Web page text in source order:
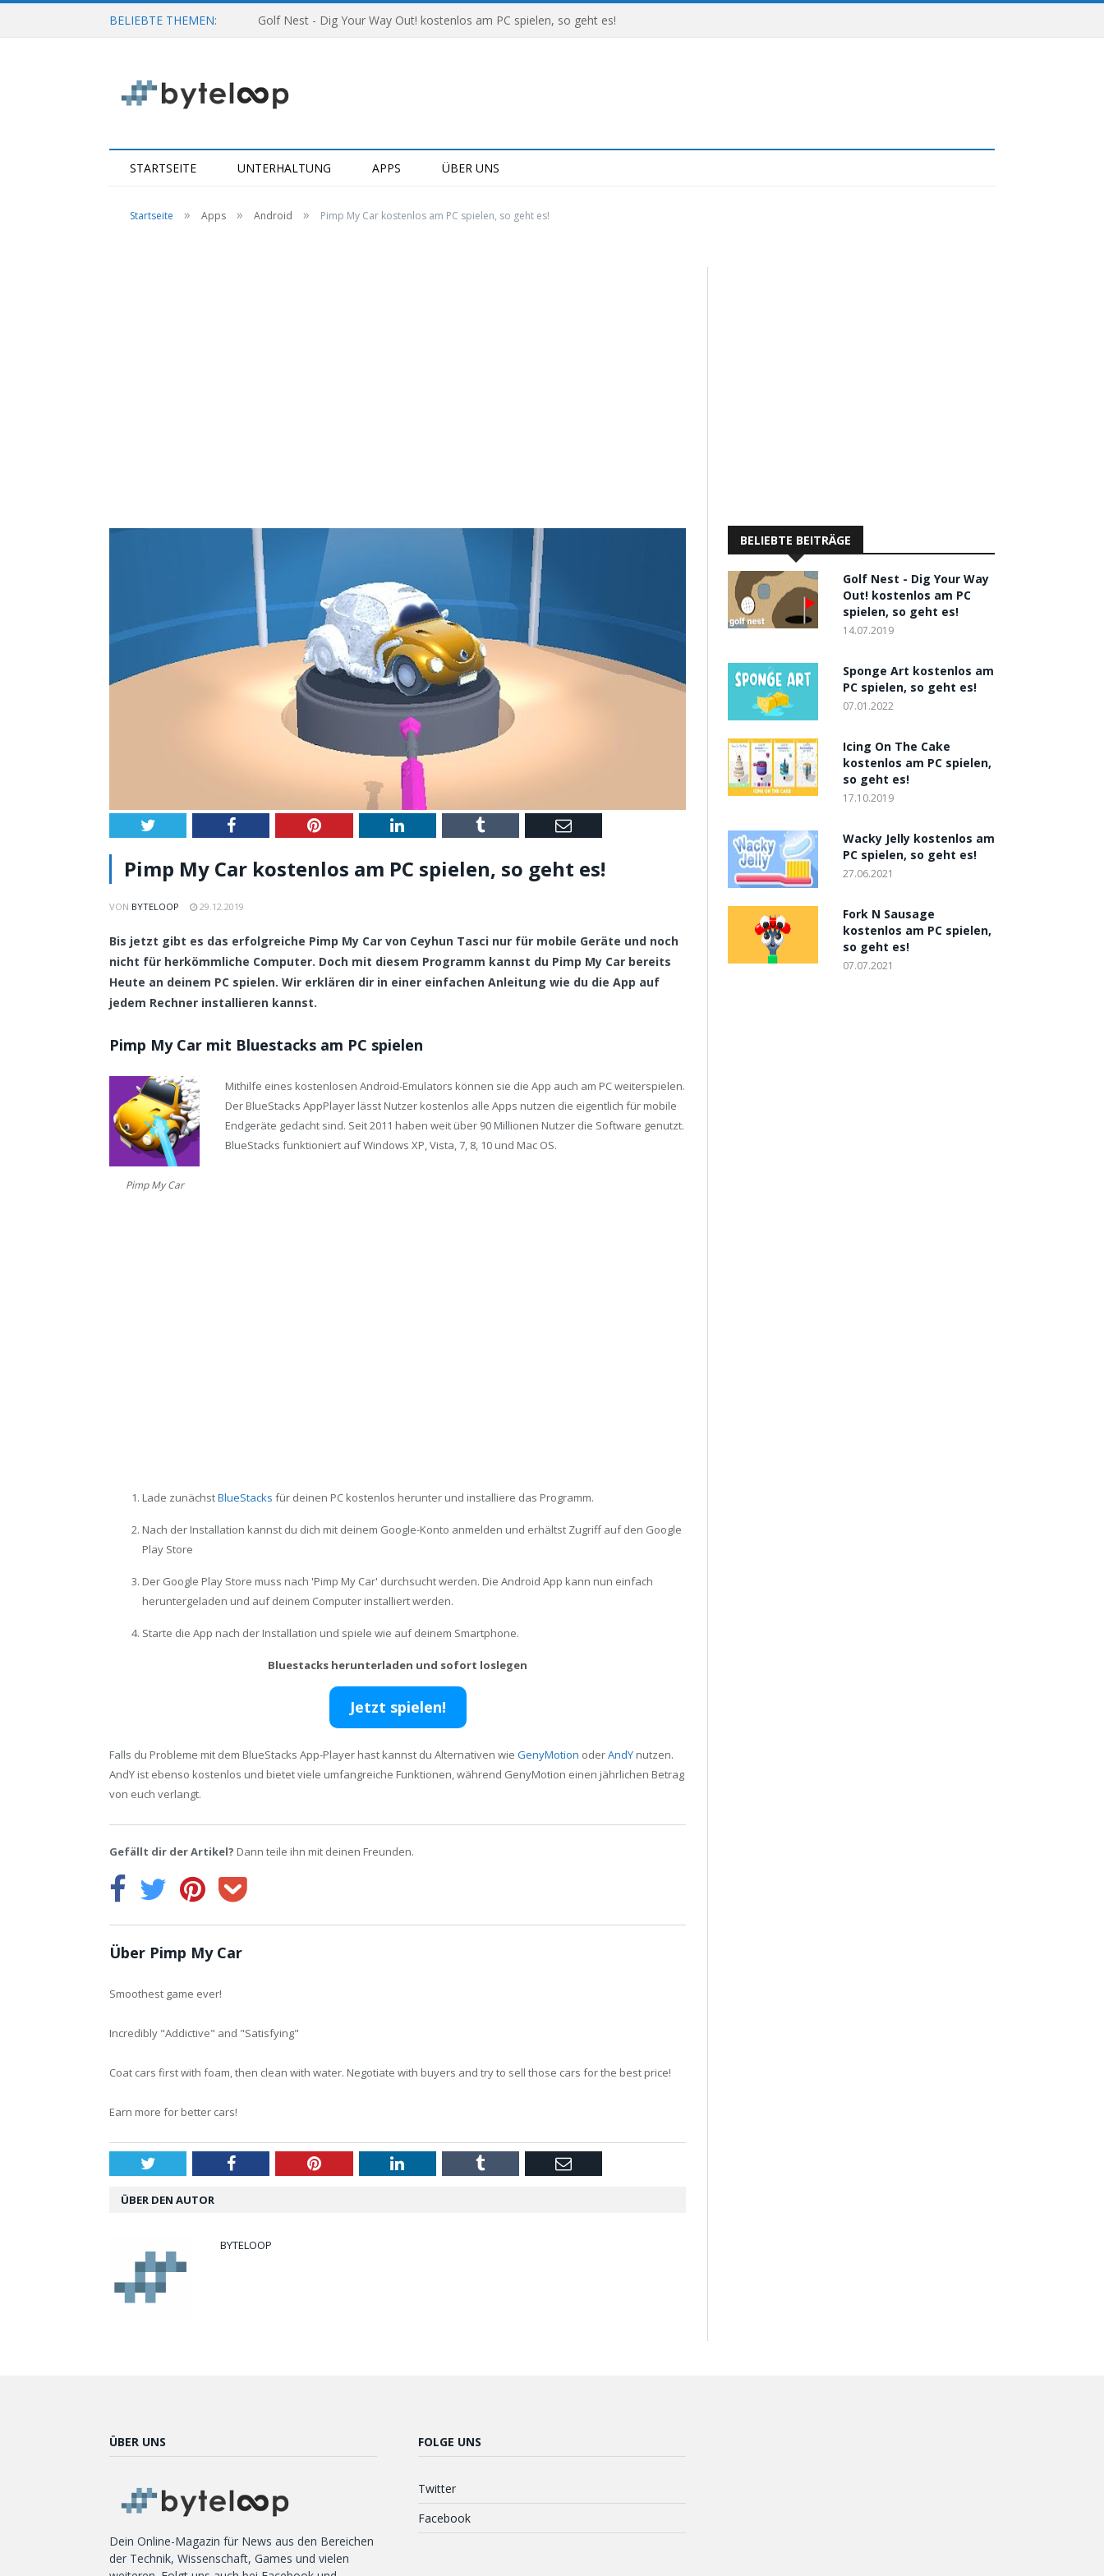
BELIEBTE THEMEN: Golf Nest - Dig Your Way Out! kostenlos am PC spielen, so geht es!
STARTSEITE UNTERHALTUNG APPS ÜBER UNS
Startseite » Apps » Android » Pimp My Car kostenlos am PC spielen, so geht es!
Twitter Facebook Pinterest LinkedIn Tumblr Email
Pimp My Car kostenlos am PC spielen, so geht es!
VON BYTELOOP 29.12.2019
Bis jetzt gibt es das erfolgreiche Pimp My Car von Ceyhun Tasci nur für mobile Geräte und noch
nicht für herkömmliche Computer. Doch mit diesem Programm kannst du Pimp My Car bereits
Heute an deinem PC spielen. Wir erklären dir in einer einfachen Anleitung wie du die App auf
jedem Rechner installieren kannst.
Pimp My Car mit Bluestacks am PC spielen
Pimp My Car
Mithilfe eines kostenlosen Android-Emulators können sie die App auch am PC weiterspielen.
Der BlueStacks AppPlayer lässt Nutzer kostenlos alle Apps nutzen die eigentlich für mobile
Endgeräte gedacht sind. Seit 2011 haben weit über 90 Millionen Nutzer die Software genutzt.
BlueStacks funktioniert auf Windows XP, Vista, 7, 8, 10 und Mac OS.
Lade zunächstBlueStacks für deinen PC kostenlos herunter und installiere das Programm.
Nach der Installation kannst du dich mit deinem Google-Konto anmelden und erhältst Zugriff auf den Google
Play Store
Der Google Play Store muss nach 'Pimp My Car' durchsucht werden. Die Android App kann nun einfach
heruntergeladen und auf deinem Computer installiert werden.
Starte die App nach der Installation und spiele wie auf deinem Smartphone.
Bluestacks herunterladen und sofort loslegen
Jetzt spielen!
Falls du Probleme mit dem BlueStacks App-Player hast kannst du Alternativen wie GenyMotion oderAndY nutzen.
AndY ist ebenso kostenlos und bietet viele umfangreiche Funktionen, während GenyMotion einen jährlichen Betrag
von euch verlangt.
Gefällt dir der Artikel? Dann teile ihn mit deinen Freunden.
Über Pimp My Car
Smoothest game ever!
Incredibly "Addictive" and "Satisfying"
Coat cars first with foam, then clean with water. Negotiate with buyers and try to sell those cars for the best price!
Earn more for better cars!
Twitter Facebook Pinterest LinkedIn Tumblr Email
ÜBER DEN AUTOR
BYTELOOP
BELIEBTE BEITRÄGE
Golf Nest - Dig Your Way
Out! kostenlos am PC
spielen, so geht es!
14.07.2019
Sponge Art kostenlos am
PC spielen, so geht es!
07.01.2022
Icing On The Cake
kostenlos am PC spielen,
so geht es!
17.10.2019
Wacky Jelly kostenlos am
PC spielen, so geht es!
27.06.2021
Fork N Sausage
kostenlos am PC spielen,
so geht es!
07.07.2021
ÜBER UNS
Dein Online-Magazin für News aus den Bereichen
der Technik, Wissenschaft, Games und vielen
FOLGE UNS
Twitter
Facebook